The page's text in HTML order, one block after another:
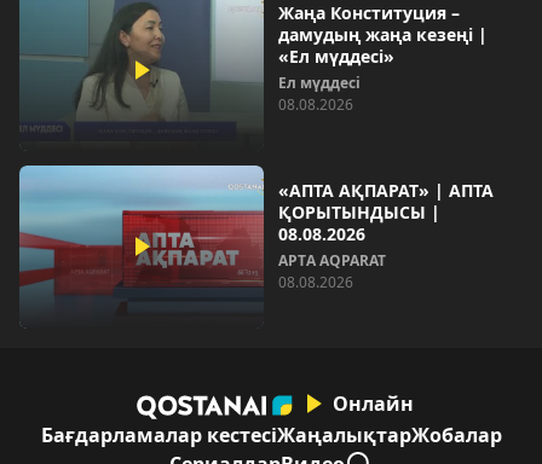
Жаңа Конституция –
дамудың жаңа кезеңі |
«Ел мүддесі»
Ел мүддесі
08.08.2026
«АПТА АҚПАРАТ» | АПТА
ҚОРЫТЫНДЫСЫ |
08.08.2026
AРТA AQPARAT
08.08.2026
Онлайн
Бағдарламалар кестесіЖаңалықтарЖобалар